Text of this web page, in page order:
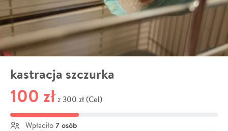
kastracja szczurka
100 zł z 300 zł (Cel)
Wpłaciło 7 osób